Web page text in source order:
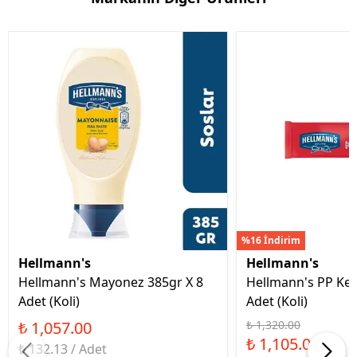
Hellmann's
Hellmann's Mayonez 385gr X 8
Adet (Koli)
₺ 1,057.00
₺ 132.13 / Adet
%16 İndirim
Hellmann's
Hellmann's PP
Adet (Koli)
₺ 1,320.00
₺ 1,105.00